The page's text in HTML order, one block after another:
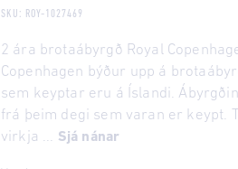
SKU: ROY-1027469
2 ára brotaábyrgð Royal
Copenhagen býður upp á
sem keyptar eru á Íslandi.
frá þeim degi sem varan er keypt.
virkja ... Sjá nánar